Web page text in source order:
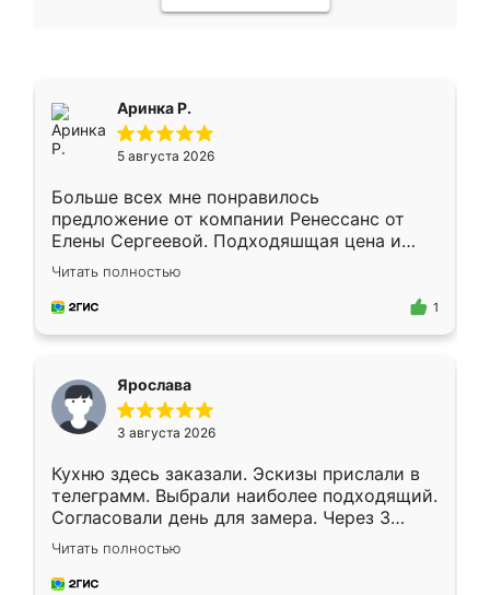
Аринка Р.
5 августа 2026
Больше всех мне понравилось
предложение от компании Ренессанс от
Елены Сергеевой. Подходяшщая цена и
короткие сроки изготовления. Приехавший
для замера сотрудник Владислав
предложил по моему эскизу самый
Читать полностью
1
Ярослава
3 августа 2026
Кухню здесь заказали. Эскизы прислали в
телеграмм. Выбрали наиболее подходящий.
Согласовали день для замера. Через 3
недели кухня была уже готова. Остались
довольны работой. Спасибо Ренессанс
мебель за качественную работу!
Читать полностью